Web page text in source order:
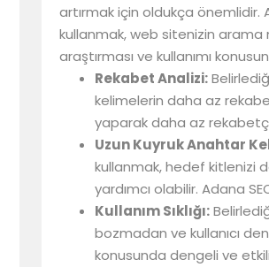
artırmak için oldukça önemlidir.
kullanmak, web sitenizin arama
araştırması ve kullanımı
Rekabet Analizi:
kelimelerin daha az
yaparak daha az
Uzun Kuyruk Anahtar
kullanmak, hedef kitlenizi
yardımcı olabilir. Adana
Kullanım Sıklığı:
bozmadan ve kullanıcı
konusunda dengeli ve